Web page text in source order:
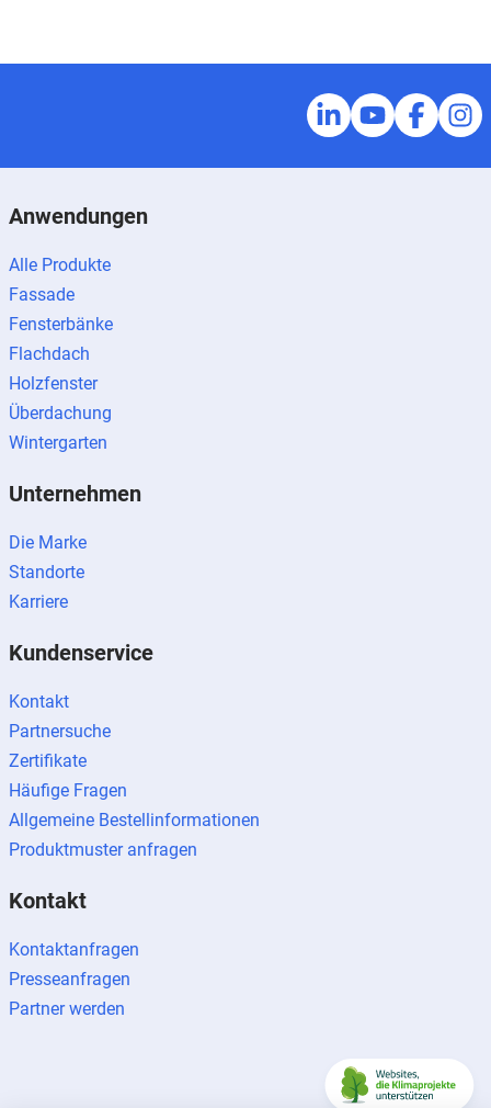
Anwendungen
Alle Produkte
Fassade
Fensterbänke
Flachdach
Holzfenster
Überdachung
Wintergarten
Unternehmen
Die Marke
Standorte
Karriere
Kundenservice
Kontakt
Partnersuche
Zertifikate
Häufige Fragen
Allgemeine Bestellinformationen
Produktmuster anfragen
Kontakt
Kontaktanfragen
Presseanfragen
Partner werden